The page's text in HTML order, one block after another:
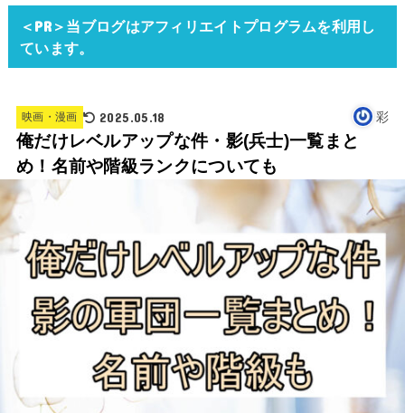
＜PR＞当ブログはアフィリエイトプログラムを利用し
ています。
映画・漫画 2025.05.18 彩
俺だけレベルアップな件・影(兵士)一覧まと
め！名前や階級ランクについても